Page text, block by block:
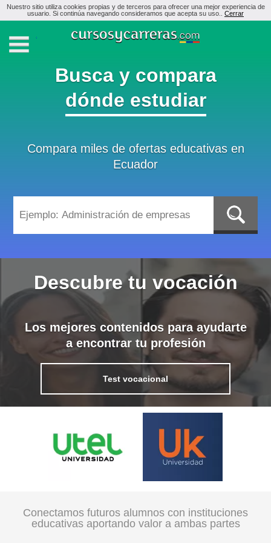
Nuestro sitio utiliza cookies propias y de terceros para ofrecer una mejor experiencia de
usuario. Si continúa navegando consideramos que acepta su uso.. Cerrar
Busca y compara
dónde estudiar
Compara miles de ofertas educativas en
Ecuador
Descubre tu vocación
Los mejores contenidos para ayudarte
a encontrar tu profesión
Test vocacional
Conectamos futuros alumnos con instituciones
educativas aportando valor a ambas partes